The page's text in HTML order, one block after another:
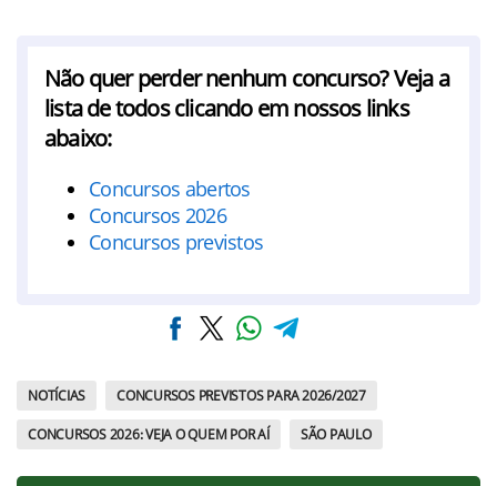
Não quer perder nenhum concurso? Veja a
lista de todos clicando em nossos links
abaixo:
Concursos abertos
Concursos 2026
Concursos previstos
NOTÍCIAS CONCURSOS PREVISTOS PARA 2026/2027
CONCURSOS 2026: VEJA O QUEM POR AÍ SÃO PAULO